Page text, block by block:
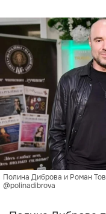
Полина Диброва и Роман
@polinadibrova